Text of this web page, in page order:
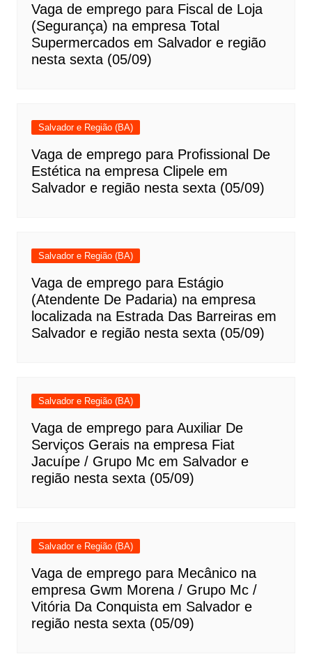
Vaga de emprego para Fiscal de Loja
(Segurança) na empresa Total
Supermercados em Salvador e região
nesta sexta (05/09)
Salvador e Região (BA)
Vaga de emprego para Profissional De
Estética na empresa Clipele em
Salvador e região nesta sexta (05/09)
Salvador e Região (BA)
Vaga de emprego para Estágio
(Atendente De Padaria) na empresa
localizada na Estrada Das Barreiras em
Salvador e região nesta sexta (05/09)
Salvador e Região (BA)
Vaga de emprego para Auxiliar De
Serviços Gerais na empresa Fiat
Jacuípe / Grupo Mc em Salvador e
região nesta sexta (05/09)
Salvador e Região (BA)
Vaga de emprego para Mecânico na
empresa Gwm Morena / Grupo Mc /
Vitória Da Conquista em Salvador e
região nesta sexta (05/09)